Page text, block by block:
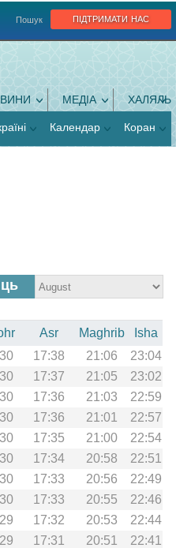
підтримати нас
Пошук
МЕДІА ХАЛЯЛЬ
Календар Коран
Asr Maghrib
Isha
17:38 21:06
23:04
17:37 21:05
23:02
17:36 21:03
22:59
17:36 21:01
22:57
17:35 21:00
22:54
17:34 20:58
22:51
17:33 20:56
22:49
17:33 20:55
22:46
17:32 20:53
22:44
17:31 20:51
22:41